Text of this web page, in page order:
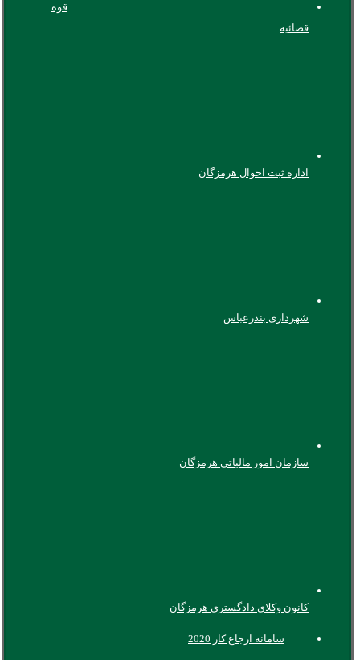
قوه
قضائیه
اداره ثبت احوال هرمزگان
شهرداری بندرعباس
سازمان امور مالیاتی هرمزگان
کانون وکلای دادگستری هرمزگان
سامانه ارجاع کار 2020